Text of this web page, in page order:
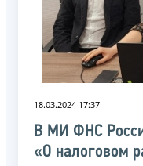
18.03.2024 17:37
В МИ ФНС
«О налоговом